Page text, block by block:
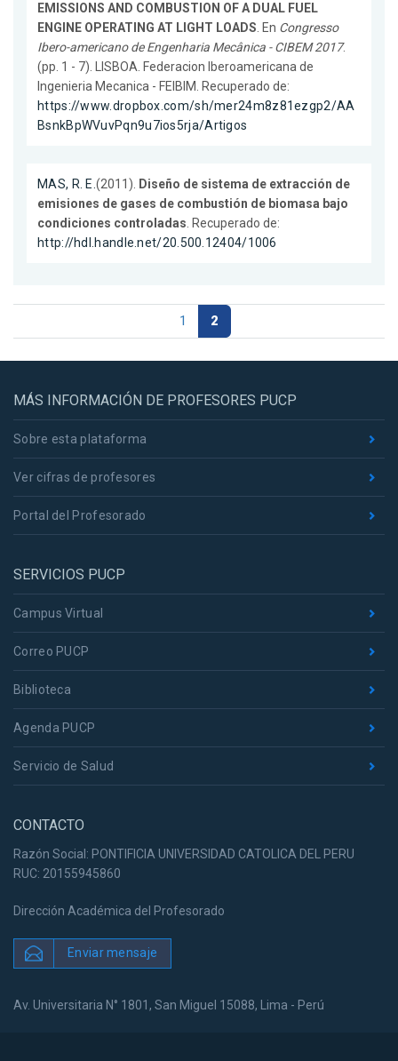
EMISSIONS AND COMBUSTION OF A DUAL FUEL
ENGINE OPERATING AT LIGHT LOADS. En Congresso
Ibero-americano de Engenharia Mecânica - CIBEM 2017.
(pp. 1 - 7). LISBOA. Federacion Iberoamericana de
Ingenieria Mecanica - FEIBIM. Recuperado de:
https://www.dropbox.com/sh/mer24m8z81ezgp2/AA
BsnkBpWVuvPqn9u7ios5rja/Artigos
MAS, R. E.(2011). Diseño de sistema de extracción de
emisiones de gases de combustión de biomasa bajo
condiciones controladas. Recuperado de:
http://hdl.handle.net/20.500.12404/1006
1 2
MÁS INFORMACIÓN DE PROFESORES PUCP
Sobre esta plataforma
Ver cifras de profesores
Portal del Profesorado
SERVICIOS PUCP
Campus Virtual
Correo PUCP
Biblioteca
Agenda PUCP
Servicio de Salud
CONTACTO
Razón Social: PONTIFICIA UNIVERSIDAD CATOLICA DEL PERU
RUC: 20155945860
Dirección Académica del Profesorado
Enviar mensaje
Av. Universitaria N° 1801, San Miguel 15088, Lima - Perú